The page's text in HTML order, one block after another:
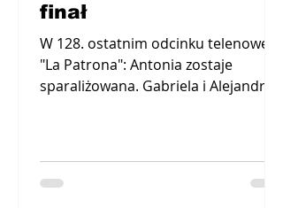
finał
W 128. ostatnim odcinku telenoweli
"La Patrona": Antonia zostaje
sparaliżowana. Gabriela i Alejandro